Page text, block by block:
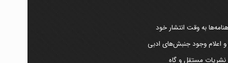
به وقت انتشار خود
و اعلام وجود جنبش‌های ادبی
نشریات مستقل و گاه